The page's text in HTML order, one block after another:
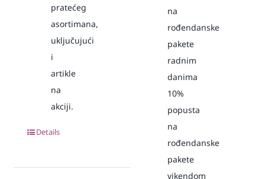
pratećeg
asortimana,
uključujući
i
artikle
na
akciji.
Details
na
rođendanske
pakete
radnim
danima
10%
popusta
na
rođendanske
pakete
vikendom